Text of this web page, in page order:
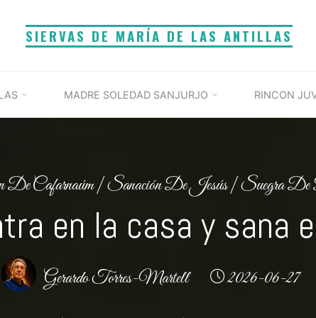
SIERVAS DE MARÍA DE LAS ANTILLAS
MADRE SOLEDAD SANJURJO RINCON
De Cafarnaúm|Sanación De Jesús|Suegra De
en la casa y sana
Gerardo Torres-Martell 2026-06-27